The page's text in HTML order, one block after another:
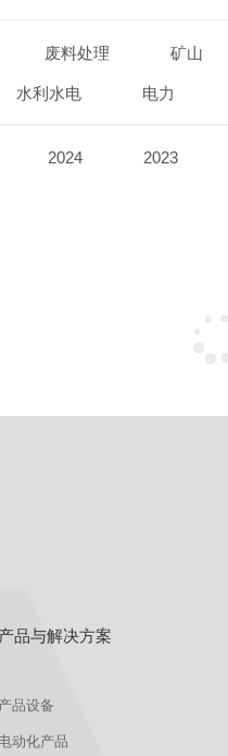
废料处理 矿山
水利水电 电力
2024 2023
产品与解决方案
产品设备
电动化产品